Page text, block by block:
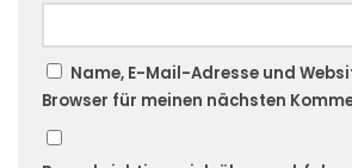
Name, E-Mail-Adresse und
Browser für meinen nächsten